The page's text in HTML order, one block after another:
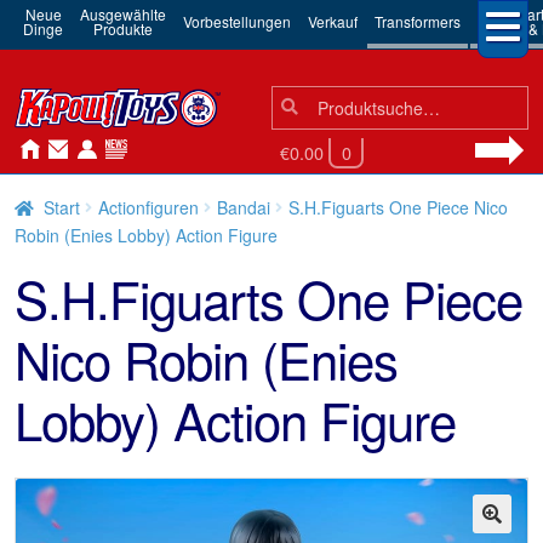
Neue
Dinge
Ausgewählte
Produkte Vorbestellungen Verkauf Transformers 3rd
Robots
Suchen
nach:
Suche
€0.00 0
Start Actionfiguren Bandai
S.H.Figuarts One Piece Nico
Robin (Enies Lobby) Action Figure
S.H.Figuarts One Piece
Nico Robin (Enies
Lobby) Action Figure